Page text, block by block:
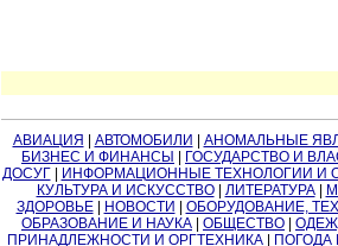
АВИАЦИЯ АВТОМОБИЛИ АНОМАЛЬНЫЕ
БИЗНЕС И ФИНАНСЫ
ГОСУДАРСТВО И
ДОСУГ| ИНФОРМАЦИОННЫЕ ТЕХНОЛОГИИ И
КУЛЬТУРА И ИСКУССТВО| ЛИТЕРАТУРА|
ЗДОРОВЬЕ| НОВОСТИ ОБОРУДОВАНИЕ,
ОБРАЗОВАНИЕ И НАУКА
ОБЩЕСТВО
ПРИНАДЛЕЖНОСТИ И ОРГТЕХНИКА
ПОГОДА